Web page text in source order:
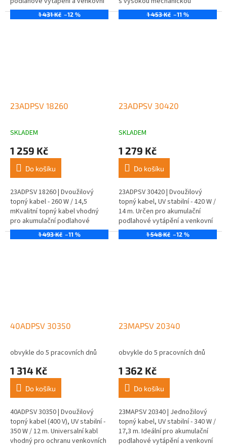
aplikace.
odolností a dlouhou životností.
1 431 Kč –12 %
23ADPSV 18260
SKLADEM
1 259 Kč
Do košíku
23ADPSV 18260 | Dvoužilový
topný kabel - 260 W / 14,5
mKvalitní topný kabel vhodný
pro akumulační podlahové
vytápění a venkovní aplikace.
1 453 Kč –11 %
23ADPSV 30420
SKLADEM
1 279 Kč
Do košíku
23ADPSV 30420 | Dvoužilový
topný kabel, UV stabilní - 420 W /
14 m. Určen pro akumulační
podlahové vytápění a venkovní
aplikace.
1 493 Kč –11 %
40ADPSV 30350
obvykle do 5 pracovních dnů
1 314 Kč
Do košíku
40ADPSV 30350 | Dvoužilový
topný kabel (400 V), UV stabilní -
350 W / 12 m. Universalní kabl
vhodný pro ochranu venkovních
1 548 Kč –12 %
23MAPSV 20340
obvykle do 5 pracovních dnů
1 362 Kč
Do košíku
23MAPSV 20340 | Jednožilový
topný kabel, UV stabilní - 340 W /
17,3 m. Ideální pro akumulační
podlahové vytápění a venkovní